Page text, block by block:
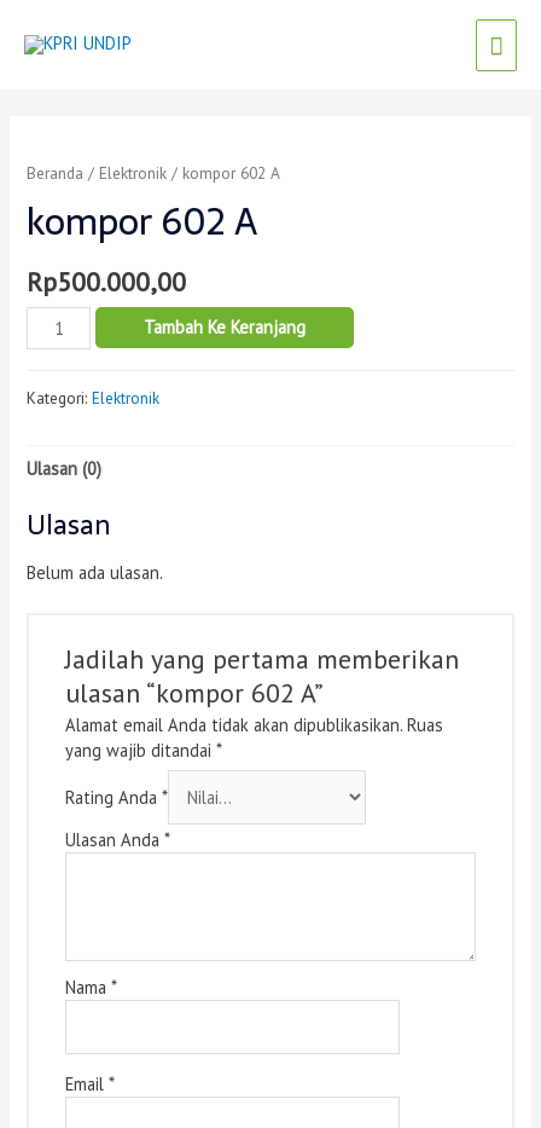
Beranda / Elektronik / kompor 602 A
kompor 602 A
Rp500.000,00
Tambah Ke Keranjang
Kategori:Elektronik
Ulasan (0)
Ulasan
Belum ada ulasan.
Jadilah yang pertama memberikan
ulasan “kompor 602 A”
Alamat email Anda tidak akan dipublikasikan.Ruas
yang wajib ditandai *
Rating Anda *
Ulasan Anda *
Nama *
Email *